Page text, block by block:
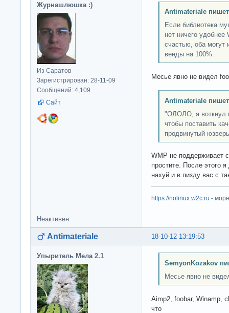
Журнашлюшка :)
Из Саратов
Зарегистрирован: 28-11-09
Сообщений: 4,109
Сайт
Antimateriale
Если библиотека
нет ничего
счастью, оба могут
венды на 100%.
Месье явно не видел
Antimateriale
"ОЛОЛО, я воткнул
чтобы поставить
продвинутый
WMP не поддерживает
простите. После этого
нахуй и в пизду вас с
https://nolinux.w2c.ru -
Неактивен
18-10-12 13:19:53
Antimateriale
Упыритель Мела 2.1
SemyonKozakov
Месье явно не
Aimp2, foobar, Winamp,
что